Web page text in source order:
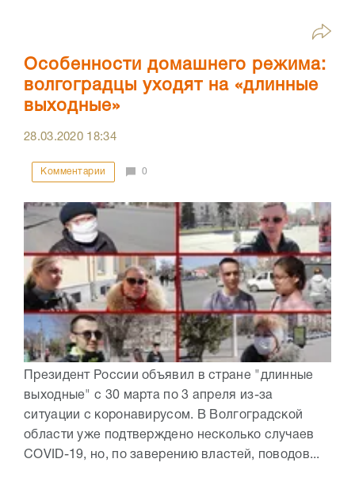
Особенности домашнего режима:
волгоградцы уходят на «длинные
выходные»
28.03.2020 18:34
Комментарии 0
Президент России объявил в стране "длинные
выходные" с 30 марта по 3 апреля из-за
ситуации с коронавирусом. В Волгоградской
области уже подтверждено несколько случаев
COVID-19, но, по заверению властей, поводов...